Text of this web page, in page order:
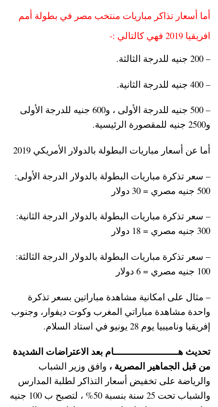
أما أسعار تذاكر مباريات منتخب مصر في بطولة أمم
افريقيا 2019 فهي كالتالي :-
– 200 جنيه للدرجة الثالثة.
– 400 جنيه للدرجة الثانية.
– 500 جنيه للدرجة الأولى ، و600 جنيه للدرجة الأولى
و2500 جنيه للمقصورة الرئيسية.
أما عن أسعار مباريات البطولة بالدولار الأمريكي 2019
– سعر تذكرة مباريات البطولة بالدولار الدرجة الأولى:
500 جنيه مصري = 30 دولار
– سعر تذكرة مباريات البطولة بالدولار الدرجة الثانية:
300 جنيه مصري = 18 دولار
– سعر تذكرة مباريات البطولة بالدولار الدرجة الثالثة:
100 جنيه مصري = 6 دولار
– مثال على امكانية مشاهدة مباراتين بسعر تذكرة
واحدة مشاهدة مباراتي المغرب وكوت ديفوار، وجنوب
إفريقيا وناميبيا يوم 28 يونيو في استاد السلام.
تحديث هــــــــــــــــــــــام بعد الاعتراضات الشديدة
من قبل الجماهير المصرية ، وافق وزير الشباب
والرياضة على تخفيض أسعار التذاكر لطلبة المدارس
والشباب تحت 25 سنة بنسبة 50% ، لتصبح ب 100 جنيه